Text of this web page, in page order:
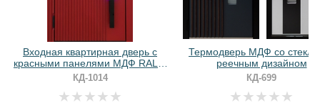
Хочу такую
Входная квартирная дверь с
красными панелями МДФ RAL и
бугельной ручкой с подсветкой
КД-1014
Термодверь МДФ со
реечным дизайном
КД-699